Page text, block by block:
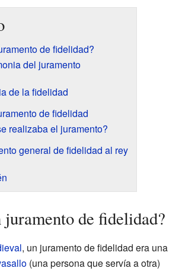
de fidelidad?
del juramento
de la fidelidad
de fidelidad
realizaba el juramento?
general de fidelidad al rey
juramento de fidelidad?
, un juramento de fidelidad era una
(una persona que servía a otra)